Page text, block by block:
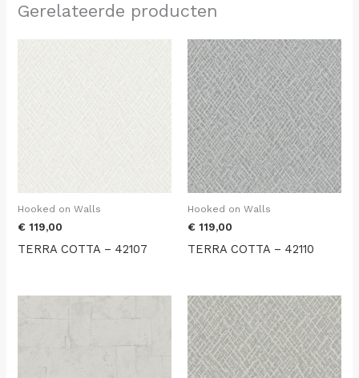
Gerelateerde producten
Hooked on Walls
€ 119,00
TERRA COTTA – 42107
Hooked on Walls
€ 119,00
TERRA COTTA – 42110